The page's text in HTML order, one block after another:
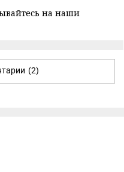
на наши
(2)